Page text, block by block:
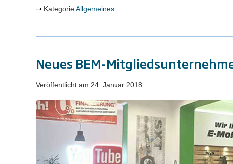
KategorieAllgemeines
Neues BEM-
Veröffentlicht am 24. Januar 2018
Neues
BEM-
Mitgliedsunternehmen:
Scooterhelden
Berlin